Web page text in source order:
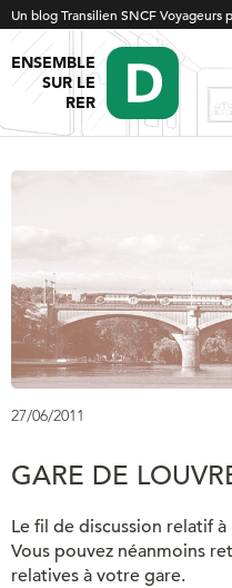
Un blog Transilien SNCF
ENSEMBLE
SUR LE
RER
27/06/2011
GARE DE
Le fil de discussion relatif
Vous pouvez néanmoins
relatives à votre gare.